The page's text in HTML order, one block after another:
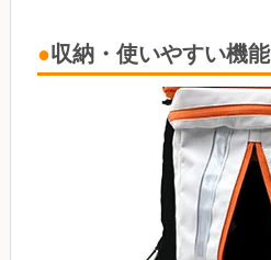
収納・使いやすい機能